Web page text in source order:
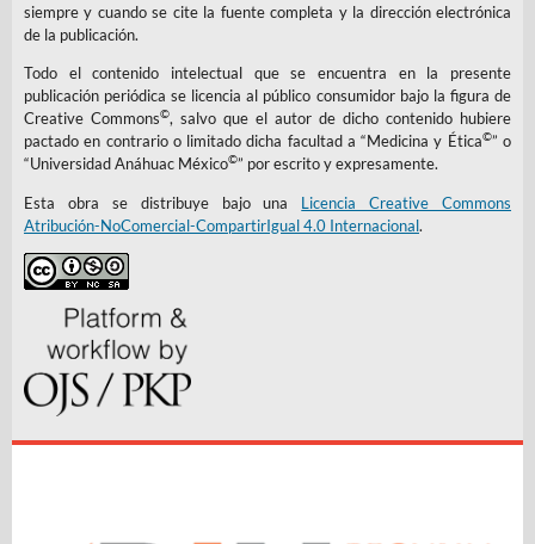
siempre y cuando se cite la fuente completa y la dirección electrónica
de la publicación.
Todo el contenido intelectual que se encuentra en la presente
publicación periódica se licencia al público consumidor bajo la figura de
Creative Commons©, salvo que el autor de dicho contenido hubiere
pactado en contrario o limitado dicha facultad a “Medicina y Ética©” o
“Universidad Anáhuac México©” por escrito y expresamente.
Esta obra se distribuye bajo una Licencia Creative Commons
Atribución-NoComercial-CompartirIgual 4.0 Internacional.